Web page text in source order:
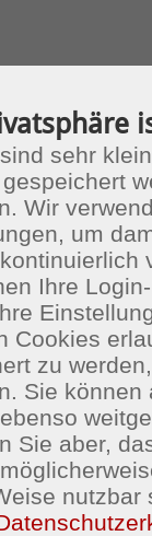
sehr
Wir
um
Ihre
Cookies
zu
Sie
Sie aber,
nutzbar